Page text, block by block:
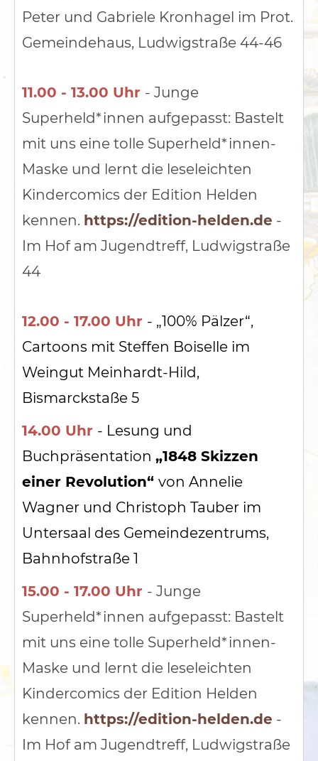
Peter und Gabriele Kronhagel im Prot.
Gemeindehaus, Ludwigstraße 44-46
11.00 - 13.00 Uhr - Junge
Superheld*innen aufgepasst: Bastelt
mit uns eine tolle Superheld*innen-
Maske und lernt die leseleichten
Kindercomics der Edition Helden
kennen. https://edition-helden.de -
Im Hof am Jugendtreff, Ludwigstraße
44
12.00 - 17.00 Uhr - „100% Pälzer“,
Cartoons mit Steffen Boiselle im
Weingut Meinhardt-Hild,
Bismarckstaße 5
14.00 Uhr - Lesung und
Buchpräsentation „1848 Skizzen
einer Revolution“ von Annelie
Wagner und Christoph Tauber im
Untersaal des Gemeindezentrums,
Bahnhofstraße 1
15.00 - 17.00 Uhr - Junge
Superheld*innen aufgepasst: Bastelt
mit uns eine tolle Superheld*innen-
Maske und lernt die leseleichten
Kindercomics der Edition Helden
kennen. https://edition-helden.de -
Im Hof am Jugendtreff, Ludwigstraße